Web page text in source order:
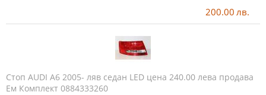
200.00 лв.
Стоп AUDI A6 2005- ляв седан LED цена 240.00 лева продава
Ем Комплект 0884333260